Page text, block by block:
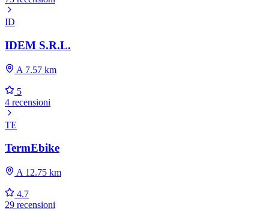
ID
IDEM S.R.L.
A 7.57 km
5
4 recensioni
TE
TermEbike
A 12.75 km
4.7
29 recensioni